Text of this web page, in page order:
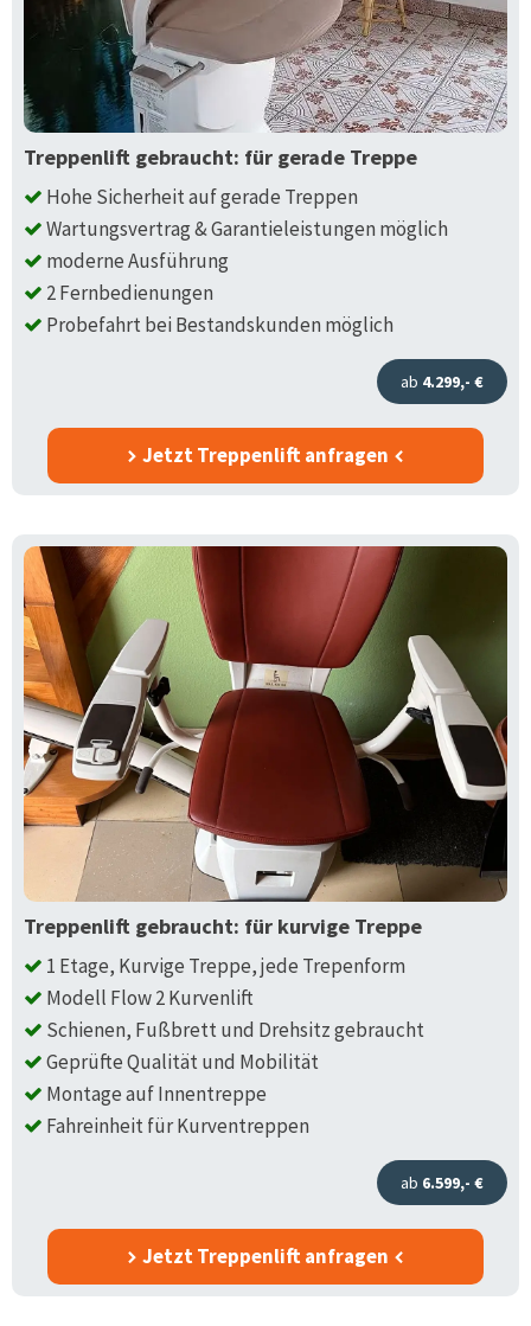
Treppenlift gebraucht: für gerade Treppe
Hohe Sicherheit auf gerade Treppen
Wartungsvertrag & Garantieleistungen möglich
moderne Ausführung
2 Fernbedienungen
Probefahrt bei Bestandskunden möglich
ab 4.299,- €
Jetzt Treppenlift anfragen
Treppenlift gebraucht: für kurvige Treppe
1 Etage, Kurvige Treppe, jede Trepenform
Modell Flow 2 Kurvenlift
Schienen, Fußbrett und Drehsitz gebraucht
Geprüfte Qualität und Mobilität
Montage auf Innentreppe
Fahreinheit für Kurventreppen
ab 6.599,- €
Jetzt Treppenlift anfragen